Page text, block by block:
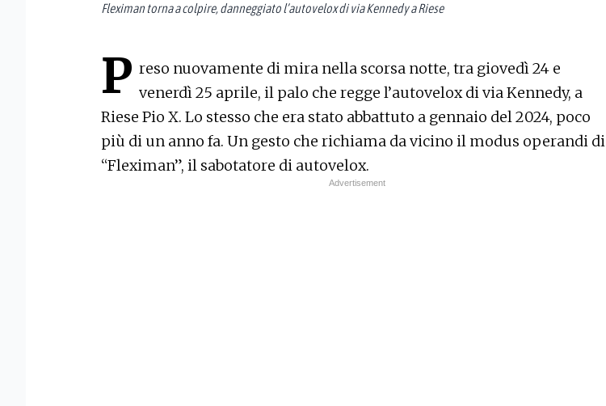
Fleximan torna a colpire, danneggiato l’autovelox di via Kennedy a Riese
P reso nuovamente di mira nella scorsa notte, tra giovedì 24 e
venerdì 25 aprile, il palo che regge l’autovelox di via Kennedy, a
Riese Pio X. Lo stesso che era stato abbattuto a gennaio del 2024, poco
più di un anno fa. Un gesto che richiama da vicino il modus operandi di
“Fleximan”, il sabotatore di autovelox.